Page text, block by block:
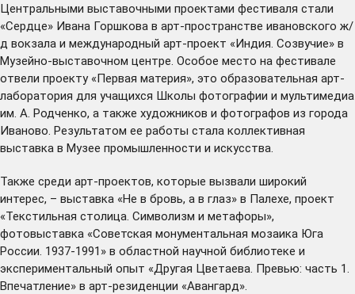
Центральными выставочными проектами фестиваля стали
«Сердце» Ивана Горшкова в арт-пространстве ивановского ж/
д вокзала и международный арт-проект «Индия. Созвучие» в
Музейно-выставочном центре. Особое место на фестивале
отвели проекту «Первая материя», это образовательная арт-
лаборатория для учащихся Школы фотографии и мультимедиа
им. А. Родченко, а также художников и фотографов из города
Иваново. Результатом ее работы стала коллективная
выставка в Музее промышленности и искусства.
Также среди арт-проектов, которые вызвали широкий
интерес, – выставка «Не в бровь, а в глаз» в Палехе, проект
«Текстильная столица. Символизм и метафоры»,
фотовыставка «Советская монументальная мозаика Юга
России. 1937-1991» в областной научной библиотеке и
экспериментальный опыт «Другая Цветаева. Превью: часть 1.
Впечатление» в арт-резиденции «Авангард».